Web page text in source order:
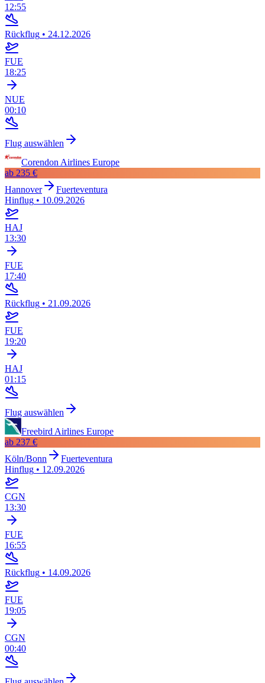
12:55
Rückflug • 24.12.2026
FUE
18:25
NUE
00:10
Flug auswählen
Corendon Airlines Europe
ab 235 €
Hannover
Fuerteventura
Hinflug • 10.09.2026
HAJ
13:30
FUE
17:40
Rückflug • 21.09.2026
FUE
19:20
HAJ
01:15
Flug auswählen
Freebird Airlines Europe
ab 237 €
Köln/Bonn
Fuerteventura
Hinflug • 12.09.2026
CGN
13:30
FUE
16:55
Rückflug • 14.09.2026
FUE
19:05
CGN
00:40